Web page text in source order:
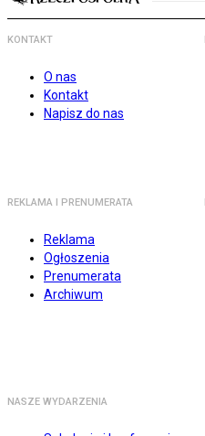
KONTAKT
O nas
Kontakt
Napisz do nas
REKLAMA I PRENUMERATA
Reklama
Ogłoszenia
Prenumerata
Archiwum
NASZE WYDARZENIA